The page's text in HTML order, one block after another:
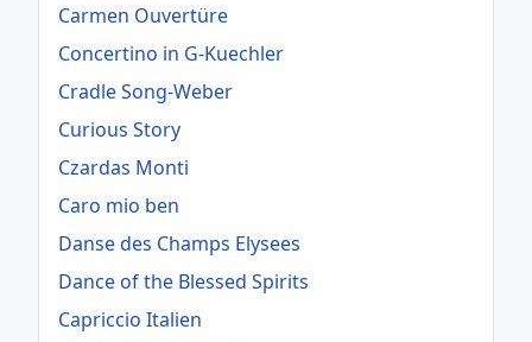
Carmen Ouvertüre
Concertino in G-Kuechler
Cradle Song-Weber
Curious Story
Czardas Monti
Caro mio ben
Danse des Champs Elysees
Dance of the Blessed Spirits
Capriccio Italien